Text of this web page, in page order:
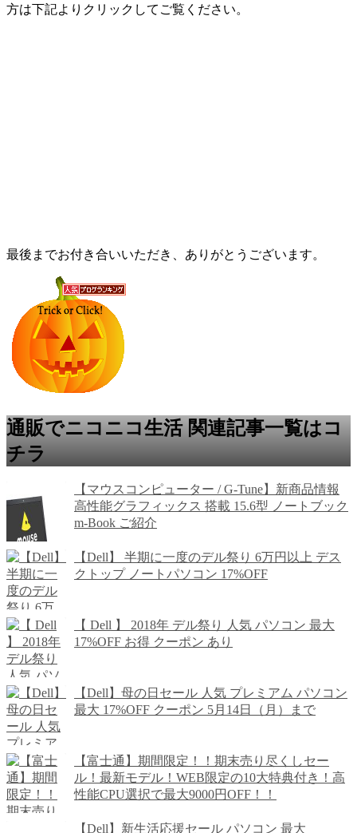
方は下記よりクリックしてご覧ください。
最後までお付き合いいただき、ありがとうございます。
通販でニコニコ生活 関連記事一覧はコ
チラ
【マウスコンピューター / G-Tune】新商品情報
高性能グラフィックス 搭載 15.6型 ノートブック
m-Book ご紹介
【Dell】 半期に一度のデル祭り 6万円以上 デス
クトップ ノートパソコン 17%OFF
【 Dell 】 2018年 デル祭り 人気 パソコン 最大
17%OFF お得 クーポン あり
【Dell】母の日セール 人気 プレミアム パソコン
最大 17%OFF クーポン 5月14日（月）まで
【富士通】期間限定！！期末売り尽くしセー
ル！最新モデル！WEB限定の10大特典付き！高
性能CPU選択で最大9000円OFF！！
【Dell】新生活応援セール パソコン 最大